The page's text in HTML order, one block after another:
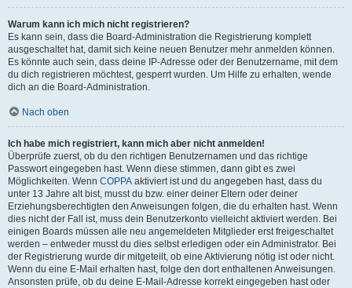
Warum kann ich mich nicht registrieren?
Es kann sein, dass die Board-Administration die Registrierung komplett
ausgeschaltet hat, damit sich keine neuen Benutzer mehr anmelden können.
Es könnte auch sein, dass deine IP-Adresse oder der Benutzername, mit dem
du dich registrieren möchtest, gesperrt wurden. Um Hilfe zu erhalten, wende
dich an die Board-Administration.
Nach oben
Ich habe mich registriert, kann mich aber nicht anmelden!
Überprüfe zuerst, ob du den richtigen Benutzernamen und das richtige
Passwort eingegeben hast. Wenn diese stimmen, dann gibt es zwei
Möglichkeiten. Wenn COPPA aktiviert ist und du angegeben hast, dass du
unter 13 Jahre alt bist, musst du bzw. einer deiner Eltern oder deiner
Erziehungsberechtigten den Anweisungen folgen, die du erhalten hast. Wenn
dies nicht der Fall ist, muss dein Benutzerkonto vielleicht aktiviert werden. Bei
einigen Boards müssen alle neu angemeldeten Mitglieder erst freigeschaltet
werden – entweder musst du dies selbst erledigen oder ein Administrator. Bei
der Registrierung wurde dir mitgeteilt, ob eine Aktivierung nötig ist oder nicht.
Wenn du eine E-Mail erhalten hast, folge den dort enthaltenen Anweisungen.
Ansonsten prüfe, ob du deine E-Mail-Adresse korrekt eingegeben hast oder